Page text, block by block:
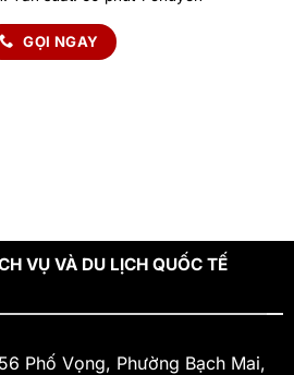
GỌI NGAY
VỤ VÀ DU LỊCH QUỐC TẾ
Phố Vọng, Phường Bạch Mai,